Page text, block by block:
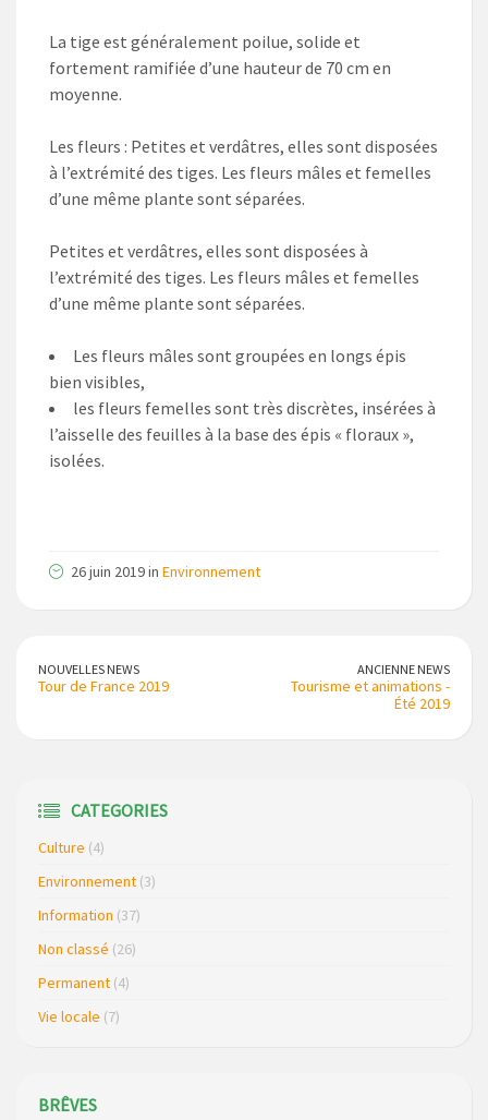
La tige est généralement poilue, solide et
fortement ramifiée d’une hauteur de 70 cm en
moyenne.
Les fleurs : Petites et verdâtres, elles sont disposées
à l’extrémité des tiges. Les fleurs mâles et femelles
d’une même plante sont séparées.
Petites et verdâtres, elles sont disposées à
l’extrémité des tiges. Les fleurs mâles et femelles
d’une même plante sont séparées.
Les fleurs mâles sont groupées en longs épis
bien visibles,
les fleurs femelles sont très discrètes, insérées à
l’aisselle des feuilles à la base des épis « floraux »,
isolées.
26 juin 2019 in Environnement
NOUVELLES NEWS
Tour de France 2019
ANCIENNE NEWS
Tourisme et animations -
Été 2019
CATEGORIES
Culture (4)
Environnement (3)
Information (37)
Non classé (26)
Permanent (4)
Vie locale (7)
BRÊVES